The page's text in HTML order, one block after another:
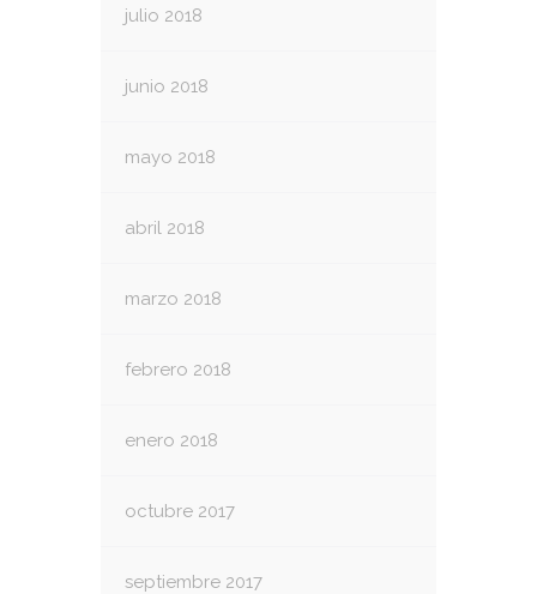
julio 2018
junio 2018
mayo 2018
abril 2018
marzo 2018
febrero 2018
enero 2018
octubre 2017
septiembre 2017